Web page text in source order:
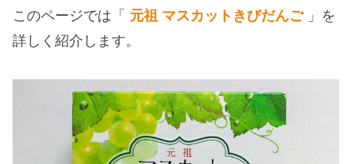
このページでは「 元祖 マスカットきびだんご 」を
詳しく紹介します。